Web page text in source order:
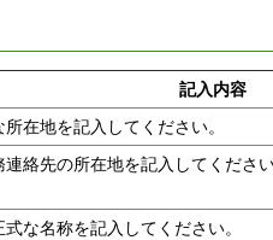
記入内容
在地を記入してください。
絡先の所在地を記入してください
な名称を記入してください。